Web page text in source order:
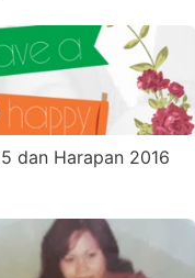
dan Harapan 2016